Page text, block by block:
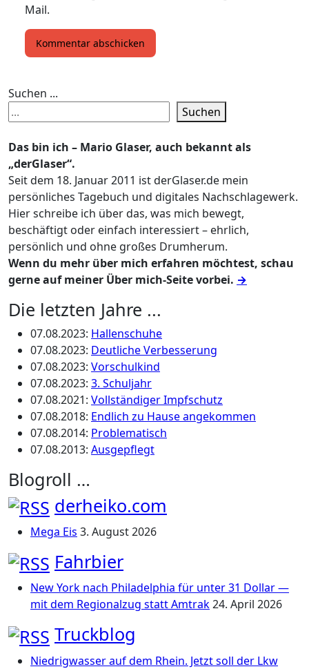
Mail.
Suchen ...
Suchen
Das bin ich – Mario Glaser, auch bekannt als
„derGlaser“.
Seit dem 18. Januar 2011 ist derGlaser.de mein
persönliches Tagebuch und digitales Nachschlagewerk.
Hier schreibe ich über das, was mich bewegt,
beschäftigt oder einfach interessiert – ehrlich,
persönlich und ohne großes Drumherum.
Wenn du mehr über mich erfahren möchtest, schau
gerne auf meiner Über mich-Seite vorbei. →
Die letzten Jahre ...
07.08.2023: Hallenschuhe
07.08.2023: Deutliche Verbesserung
07.08.2023: Vorschulkind
07.08.2023: 3. Schuljahr
07.08.2021: Vollständiger Impfschutz
07.08.2018: Endlich zu Hause angekommen
07.08.2014: Problematisch
07.08.2013: Ausgepflegt
Blogroll …
derheiko.com
Mega Eis 3. August 2026
Fahrbier
New York nach Philadelphia für unter 31 Dollar —
mit dem Regionalzug statt Amtrak24. April 2026
Truckblog
Niedrigwasser auf dem Rhein. Jetzt soll der Lkw